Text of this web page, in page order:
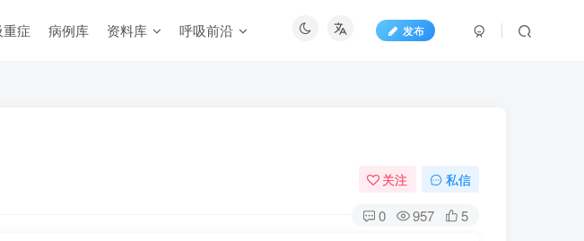
发布
症 病例库 资料库 呼吸前沿
关注 私信
0 957 5